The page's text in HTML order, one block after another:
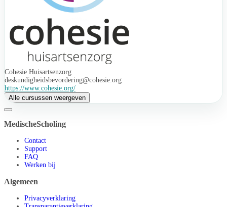
Cohesie Huisartsenzorg
deskundigheidsbevordering@cohesie.org
https://www.cohesie.org/
Alle cursussen weergeven
MedischeScholing
Contact
Support
FAQ
Werken bij
Algemeen
Privacyverklaring